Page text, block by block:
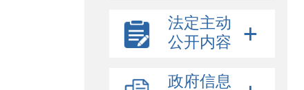
法定主动
公开内容
政府信息